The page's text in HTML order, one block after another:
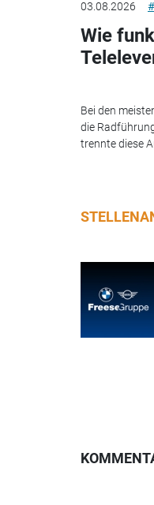
03.08.2026
Wie
Bei den
die
trennte diese